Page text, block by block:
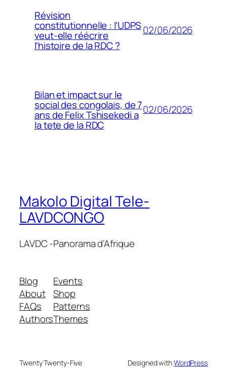
Révision
constitutionnelle : l’UDPS
veut-elle réécrire
l’histoire de la RDC ?
02/06/2026
Bilan et impact sur le
social des congolais, de 7
ans de Felix Tshisekedi a
la tete de la RDC
02/06/2026
Makolo Digital Tele-
LAVDCONGO
LAVDC -Panorama d'Afrique
Blog
About
FAQs
Authors
Events
Shop
Patterns
Themes
Twenty Twenty-Five Designed withWordPress